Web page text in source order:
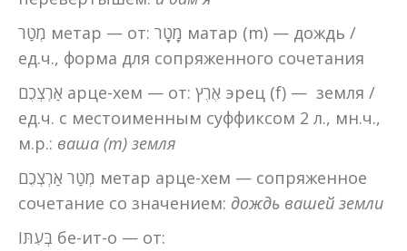
מְטַר метар — от: מָטָר матар (m) — дождь /
ед.ч., форма для сопряженного сочетания
אַרְצְכֶם арце-хем — от: אֶרֶץ эрец (f) — земля /
ед.ч. с местоименным суффиксом 2 л., мн.ч.,
м.р.: ваша (m) земля
מְטַר אַרְצְכֶם метар арце-хем — сопряженное
сочетание со значением: дождь вашей земли
בְּעִתּוֹ бе-ит-о — от: